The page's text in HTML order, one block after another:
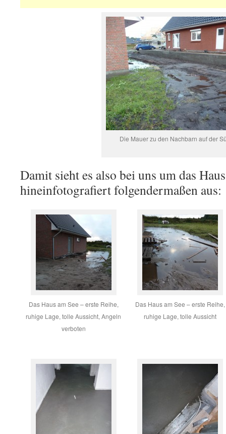
Die Mauer zu den Nachbarn auf der
Damit sieht es also bei uns um das
hineinfotografiert folgendermaßen aus:
Das Haus am See – erste Reihe,
ruhige Lage, tolle Aussicht, Angeln
verboten
Das Haus am See – erste Reihe,
ruhige Lage, tolle Aussicht